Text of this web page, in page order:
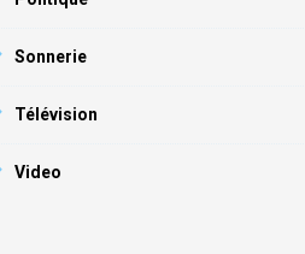
Sonnerie
Télévision
Video